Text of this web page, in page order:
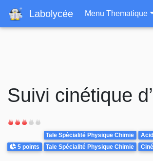
Labolycée Menu Thematique
Suivi cinétique
Points
5 points
Theme
Tale Spécialité Physique Chimie
Tale Spécialité Physique Chimie